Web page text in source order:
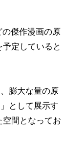
傑作漫画の原
定していると
膨大な量の原
として展示す
間となってお